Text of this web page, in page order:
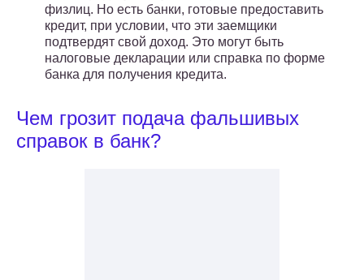
физлиц. Но есть банки, готовые предоставить
кредит, при условии, что эти заемщики
подтвердят свой доход. Это могут быть
налоговые декларации или справка по форме
банка для получения кредита.
Чем грозит подача фальшивых
справок в банк?